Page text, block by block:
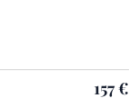
157 €